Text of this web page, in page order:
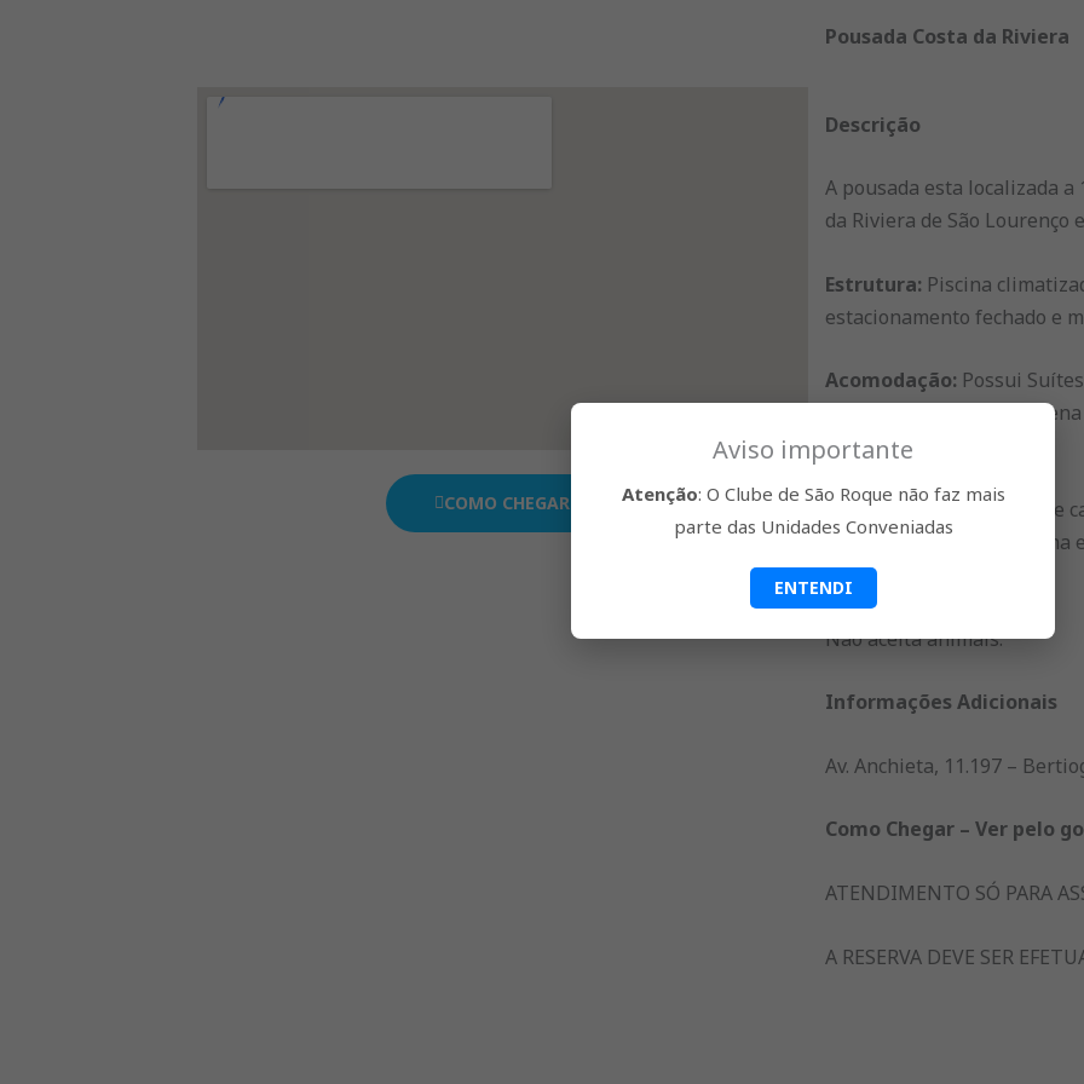
COMO CHEGAR
Pousada Costa da Riviera
Descrição
A pousada esta localizada a
da Riviera de São Lourenço
Estrutura: Piscina
estacionamento fechado e
Acomodação: Possui
TV de Led, 24’ ou 32’,
privativa.
Apartamento com cama de
duas beliches, com cozinha
teto.
Não aceita animais.
Informações Adicionais
Av. Anchieta, 11.197 –
Como Chegar – Ver pelo
ATENDIMENTO SÓ PARA
A RESERVA DEVE SER
Aviso importante
Atenção: O Clube de São Roque não faz mais
parte das Unidades Conveniadas
ENTENDI